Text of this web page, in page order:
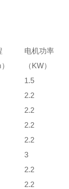
电机功率
（KW）
1.5
2.2
2.2
2.2
2.2
3
2.2
2.2